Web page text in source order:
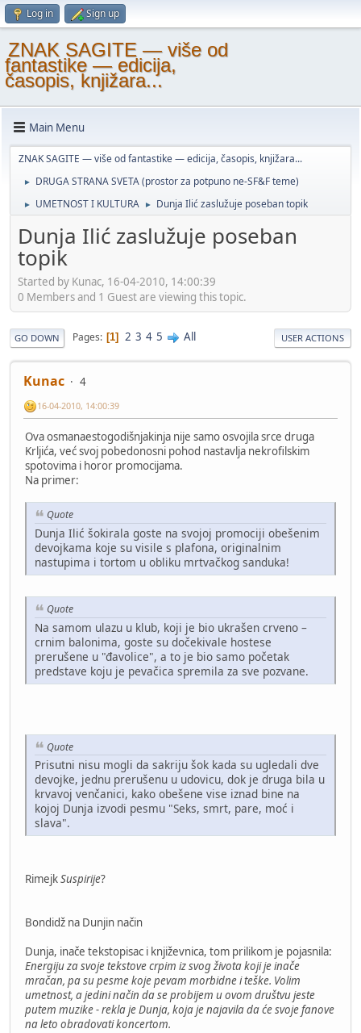
Log in Sign up
ZNAK SAGITE — više od
fantastike — edicija,
časopis, knjižara...
Main Menu
ZNAK SAGITE — više od fantastike — edicija, časopis, knjižara...
► DRUGA STRANA SVETA (prostor za potpuno ne-SF&F teme)
► UMETNOST I KULTURA ► Dunja Ilić zaslužuje poseban topik
Dunja Ilić zaslužuje poseban
topik
Started by Kunac, 16-04-2010, 14:00:39
0 Members and 1 Guest are viewing this topic.
GO DOWN Pages 1 2 3 4 5 All USER ACTIONS
Kunac 4
16-04-2010, 14:00:39
Ova osmanaestogodišnjakinja nije samo osvojila srce druga
Krljića, već svoj pobedonosni pohod nastavlja nekrofilskim
spotovima i horor promocijama.
Na primer:
Quote
Dunja Ilić šokirala goste na svojoj promociji obešenim
devojkama koje su visile s plafona, originalnim
nastupima i tortom u obliku mrtvačkog sanduka!
Quote
Na samom ulazu u klub, koji je bio ukrašen crveno –
crnim balonima, goste su dočekivale hostese
prerušene u "đavolice", a to je bio samo početak
predstave koju je pevačica spremila za sve pozvane.
Quote
Prisutni nisu mogli da sakriju šok kada su ugledali dve
devojke, jednu prerušenu u udovicu, dok je druga bila u
krvavoj venčanici, kako obešene vise iznad bine na
kojoj Dunja izvodi pesmu "Seks, smrt, pare, moć i
slava".
RimejkSuspirije?
Bondidž na Dunjin način
Dunja, inače tekstopisac i književnica, tom prilikom je pojasnila:
Energiju za svoje tekstove crpim iz svog života koji je inače
mračan, pa su pesme koje pevam morbidne i teške. Volim
umetnost, a jedini način da se probijem u ovom društvu jeste
putem muzike - rekla je Dunja, koja je najavila da će svoje fanove
na leto obradovati koncertom.